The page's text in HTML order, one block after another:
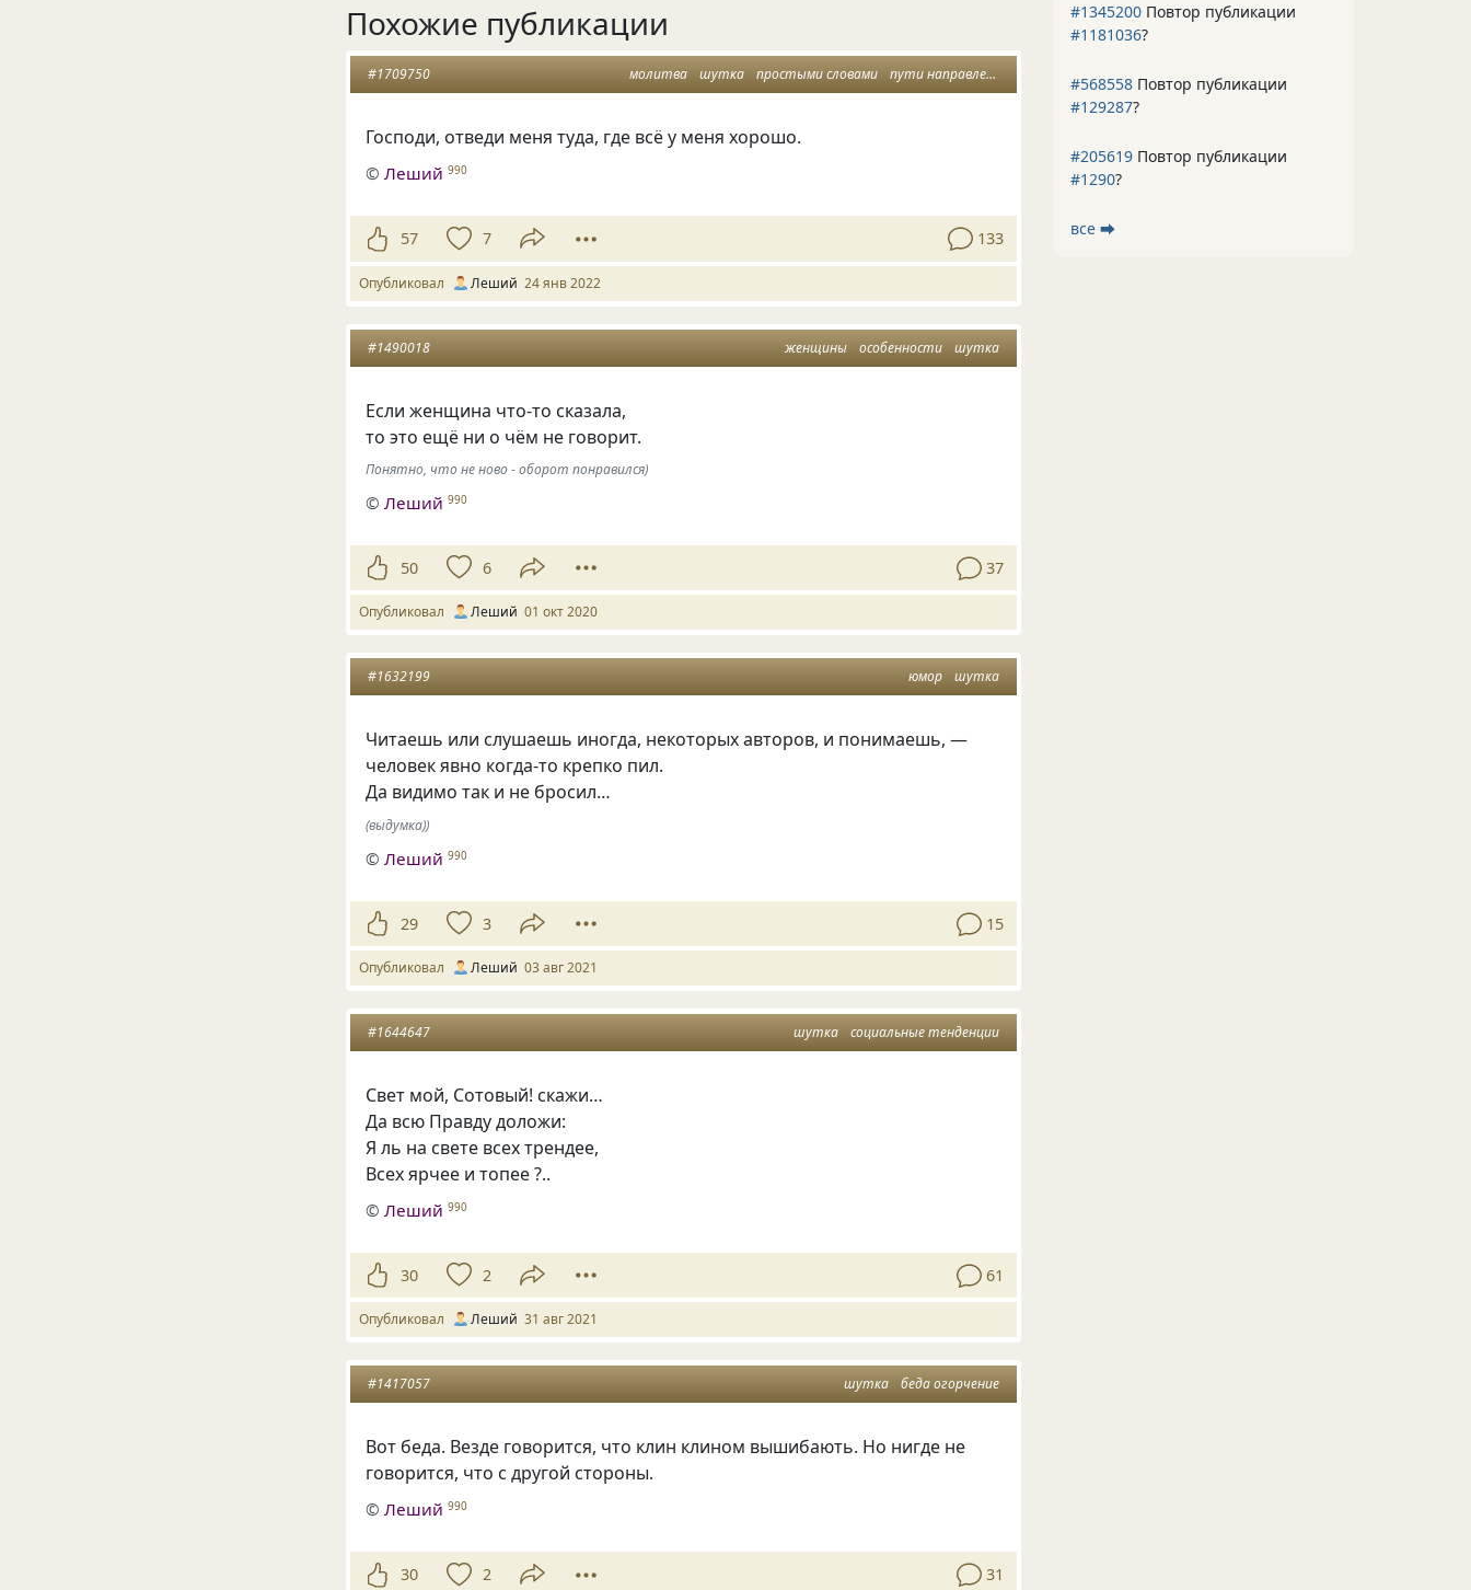
Похожие публикации
молитва шутка простыми словами пути направления
#1709750
Господи, отведи меня туда, где всё у меня хорошо.
©Леший 990
57 7 133
Опубликовал Леший 24 янв 2022
женщины особенности шутка
#1490018
Если женщина что-то сказала,
то это ещё ни о чём не говорит.
Понятно, что не ново - оборот понравился)
©Леший 990
50 6 37
Опубликовал Леший 01 окт 2020
юмор шутка
#1632199
Читаешь или слушаешь иногда, некоторых авторов, и понимаешь, —
человек явно когда-то крепко пил.
Да видимо так и не бросил…
(выдумка))
©Леший 990
29 3 15
Опубликовал Леший 03 авг 2021
шутка социальные тенденции
#1644647
Свет мой, Сотовый! скажи…
Да всю Правду доложи:
Я ль на свете всех трендее,
Всех ярчее и топее ?..
©Леший 990
30 2 61
Опубликовал Леший 31 авг 2021
шутка беда огорчение
#1417057
Вот беда. Везде говорится, что клин клином вышибають. Но нигде не
говорится, что с другой стороны.
©Леший 990
30 2 31
#1345200 Повтор публикации
#1181036?
#568558 Повтор публикации
#129287?
#205619 Повтор публикации
#1290?
все ⮕